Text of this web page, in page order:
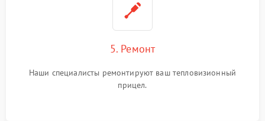
5. Ремонт
Наши специалисты ремонтируют ваш тепловизионный
прицел.